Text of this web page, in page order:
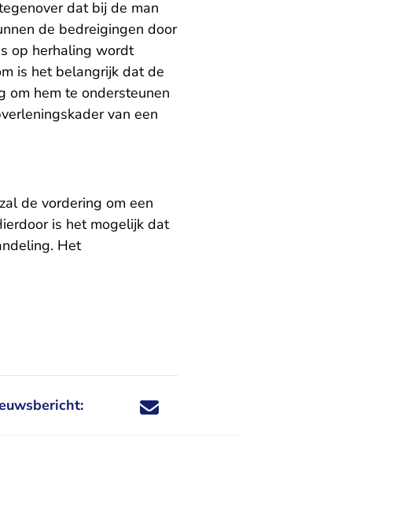
dat bij de man
de bedreigingen door
op herhaling wordt
is het belangrijk dat de
om hem te ondersteunen
van een
de vordering om een
is het mogelijk dat
Het
Deel dit nieuwsbericht via X - U verlaat
Deel dit nieuwsbericht via Facebook - U
Deel dit nieuwsbericht via e-mail
Deel dit nieuwsbericht via LinkedIn - U